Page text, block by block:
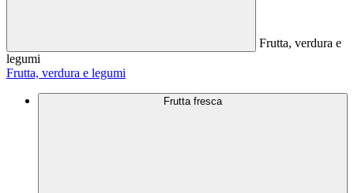
Frutta, verdura e
legumi
Frutta, verdura e legumi
Frutta fresca